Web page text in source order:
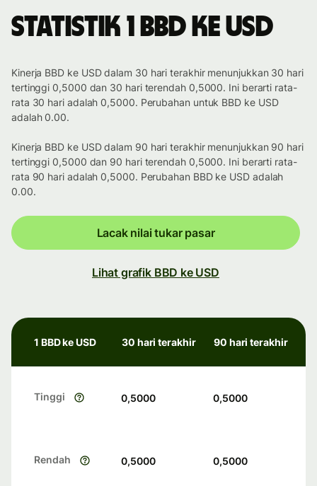
Statistik 1 BBD ke USD
Kinerja BBD ke USD dalam 30 hari terakhir menunjukkan 30 hari
tertinggi 0,5000 dan 30 hari terendah 0,5000. Ini berarti rata-
rata 30 hari adalah 0,5000. Perubahan untuk BBD ke USD
adalah 0.00.
Kinerja BBD ke USD dalam 90 hari terakhir menunjukkan 90 hari
tertinggi 0,5000 dan 90 hari terendah 0,5000. Ini berarti rata-
rata 90 hari adalah 0,5000. Perubahan BBD ke USD adalah
0.00.
Lacak nilai tukar pasar
Lihat grafik BBD ke USD
1 BBD ke USD 30 hari terakhir 90 hari terakhir
Tinggi 0,5000 0,5000
Rendah 0,5000 0,5000